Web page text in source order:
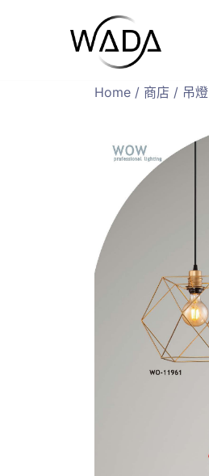
緯達燈飾
緯達燈飾企業行
Home / 商店 / 吊燈